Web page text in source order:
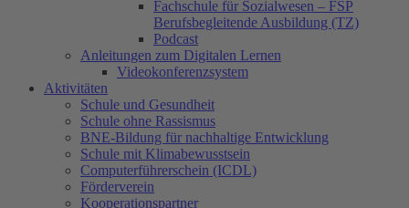
Fachschule für Sozialwesen – FSP
Berufsbegleitende Ausbildung (TZ)
Podcast
Anleitungen zum Digitalen Lernen
Videokonferenzsystem
Aktivitäten
Schule und Gesundheit
Schule ohne Rassismus
BNE-Bildung für nachhaltige Entwicklung
Schule mit Klimabewusstsein
Computerführerschein (ICDL)
Förderverein
Kooperationspartner